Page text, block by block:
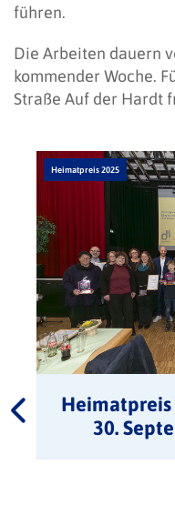
führen.
Die Arbeiten dauern
kommender Woche.
Straße Auf der Hardt
Heimatpreis 2025
Heimatpreis
30.